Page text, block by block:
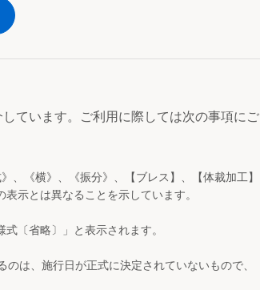
ています。ご利用に際しては次の事項にご
、《横》、《振分》、【ブレス】、【体裁加工】
示とは異なることを示しています。
〔省略〕」と表示されます。
は、施行日が正式に決定されていないもので、